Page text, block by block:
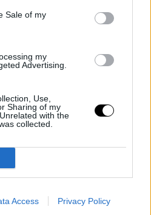
Sale of my
my
Advertising.
Use,
Sharing of my
with the
collected.
Access Privacy Policy
2021
το φυσικό προϊόν